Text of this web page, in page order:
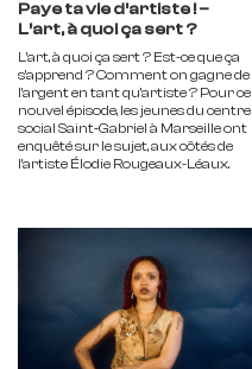
Paye ta vie d’artiste ! –
L’art, à quoi ça sert ?
L’art, à quoi ça sert ? Est-ce que ça
s’apprend ? Comment on gagne de
l’argent en tant qu’artiste ? Pour ce
nouvel épisode, les jeunes du centre
social Saint-Gabriel à Marseille ont
enquêté sur le sujet, aux côtés de
l’artiste Élodie Rougeaux-Léaux.